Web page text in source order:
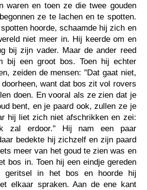
waren en toen ze die twee gouden
ze te lachen en te spotten.
hoorde, schaamde hij zich en
niet meer in. Hij keerde om en
bij zijn vader. Maar de ander reed
bij een groot bos. Toen hij echter
zeiden de mensen: "Dat gaat niet,
want dat bos zit vol rovers
doen. En vooral als ze zien dat je
bent, en je paard ook, zullen ze je
hij liet zich niet afschrikken en zei:
zal erdoor." Hij nam een paar
bedekte hij zichzelf en zijn paard
meer van het goud te zien was en
bos in. Toen hij een eindje gereden
geritsel in het bos en hoorde hij
elkaar spraken. Aan de ene kant